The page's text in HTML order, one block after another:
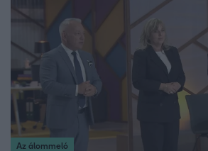
Az álommeló